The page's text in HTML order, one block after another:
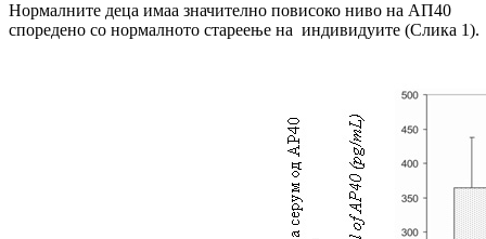
Нормалните деца имаа значително повисоко ни­во на АП40
споредено со нормалното ста­реење на индиви­дуи­те (Слика 1).